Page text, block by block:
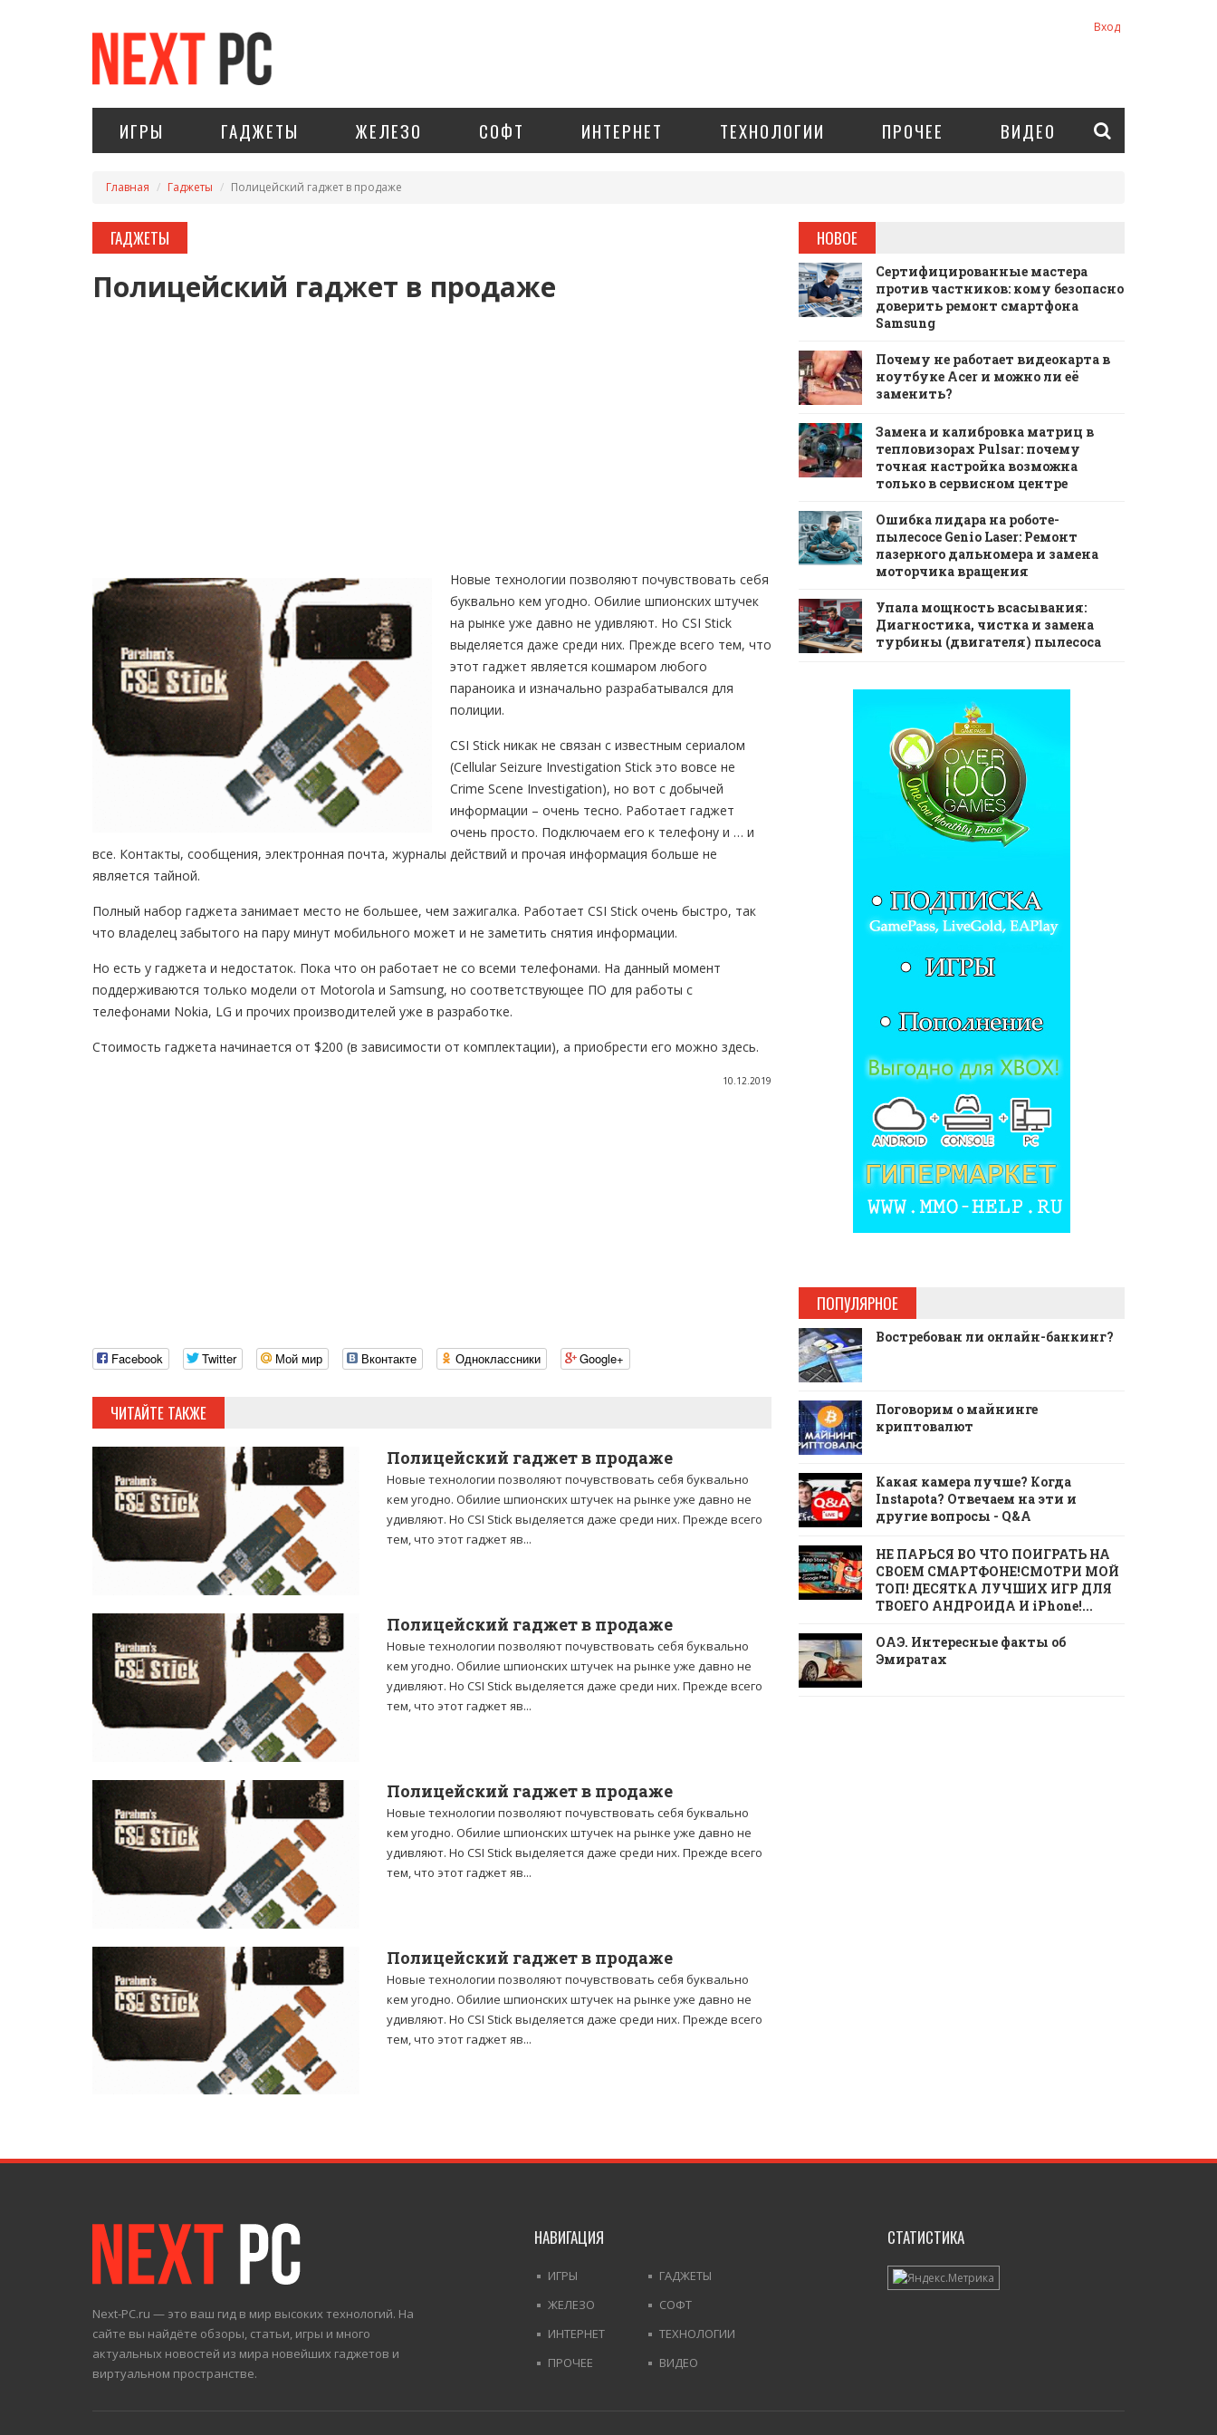
Вход
ИГРЫ ГАДЖЕТЫ ЖЕЛЕЗО СОФТ ИНТЕРНЕТ ТЕХНОЛОГИИ ПРОЧЕЕ ВИДЕО
Главная Гаджеты Полицейский гаджет в продаже
ГАДЖЕТЫ
Полицейский гаджет в продаже
Новые технологии позволяют почувствовать себя
буквально кем угодно. Обилие шпионских штучек
на рынке уже давно не удивляют. Но CSI Stick
выделяется даже среди них. Прежде всего тем, что
этот гаджет является кошмаром любого
параноика и изначально разрабатывался для
полиции.
CSI Stick никак не связан с известным сериалом
(Cellular Seizure Investigation Stick это вовсе не
Crime Scene Investigation), но вот с добычей
информации – очень тесно. Работает гаджет
очень просто. Подключаем его к телефону и … и
все. Контакты, сообщения, электронная почта, журналы действий и прочая информация больше не
является тайной.
Полный набор гаджета занимает место не большее, чем зажигалка. Работает CSI Stick очень быстро, так
что владелец забытого на пару минут мобильного может и не заметить снятия информации.
Но есть у гаджета и недостаток. Пока что он работает не со всеми телефонами. На данный момент
поддерживаются только модели от Motorola и Samsung, но соответствующее ПО для работы с
телефонами Nokia, LG и прочих производителей уже в разработке.
Стоимость гаджета начинается от $200 (в зависимости от комплектации), а приобрести его можно здесь.
10.12.2019
Facebook Twitter Мой мир Вконтакте Одноклассники Google+
ЧИТАЙТЕ ТАКЖЕ
Полицейский гаджет в продаже
Новые технологии позволяют почувствовать себя буквально
кем угодно. Обилие шпионских штучек на рынке уже давно не
удивляют. Но CSI Stick выделяется даже среди них. Прежде всего
тем, что этот гаджет яв...
Полицейский гаджет в продаже
Новые технологии позволяют почувствовать себя буквально
кем угодно. Обилие шпионских штучек на рынке уже давно не
удивляют. Но CSI Stick выделяется даже среди них. Прежде всего
тем, что этот гаджет яв...
Полицейский гаджет в продаже
Новые технологии позволяют почувствовать себя буквально
кем угодно. Обилие шпионских штучек на рынке уже давно не
удивляют. Но CSI Stick выделяется даже среди них. Прежде всего
тем, что этот гаджет яв...
Полицейский гаджет в продаже
Новые технологии позволяют почувствовать себя буквально
кем угодно. Обилие шпионских штучек на рынке уже давно не
удивляют. Но CSI Stick выделяется даже среди них. Прежде всего
тем, что этот гаджет яв...
НОВОЕ
Сертифицированные мастера
против частников: кому безопасно
доверить ремонт смартфона
Samsung
Почему не работает видеокарта в
ноутбуке Acer и можно ли её
заменить?
Замена и калибровка матриц в
тепловизорах Pulsar: почему
точная настройка возможна
только в сервисном центре
Ошибка лидара на роботе-
пылесосе Genio Laser: Ремонт
лазерного дальномера и замена
моторчика вращения
Упала мощность всасывания:
Диагностика, чистка и замена
турбины (двигателя) пылесоса
ПОПУЛЯРНОЕ
Востребован ли онлайн-банкинг?
Поговорим о майнинге
криптовалют
Какая камера лучше? Когда
Instapota? Отвечаем на эти и
другие вопросы - Q&A
НЕ ПАРЬСЯ ВО ЧТО ПОИГРАТЬ НА
СВОЕМ СМАРТФОНЕ!СМОТРИ МОЙ
ТОП! ДЕСЯТКА ЛУЧШИХ ИГР ДЛЯ
ТВОЕГО АНДРОИДА И iPhone!...
ОАЭ. Интересные факты об
Эмиратах
Next-PC.ru — это ваш гид в мир высоких технологий. На
сайте вы найдёте обзоры, статьи, игры и много
актуальных новостей из мира новейших гаджетов и
виртуальном пространстве.
НАВИГАЦИЯ
ИГРЫ
ГАДЖЕТЫ
ЖЕЛЕЗО
СОФТ
ИНТЕРНЕТ
ТЕХНОЛОГИИ
ПРОЧЕЕ
ВИДЕО
СТАТИСТИКА